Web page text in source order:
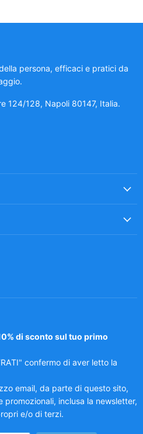
persona, efficaci e pratici da
124/128, Napoli 80147, Italia.
di sconto sul tuo primo
confermo di aver letto la
email, da parte di questo sito,
inclusa la newsletter,
e/o di terzi.